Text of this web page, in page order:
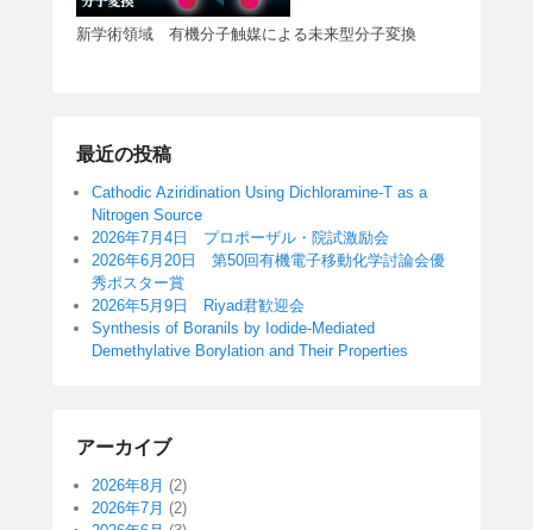
新学術領域 有機分子触媒による未来型分子変換
最近の投稿
Cathodic Aziridination Using Dichloramine-T as a
Nitrogen Source
2026年7月4日 プロポーザル・院試激励会
2026年6月20日 第50回有機電子移動化学討論会優
秀ポスター賞
2026年5月9日 Riyad君歓迎会
Synthesis of Boranils by Iodide-Mediated
Demethylative Borylation and Their Properties
アーカイブ
2026年8月 (2)
2026年7月 (2)